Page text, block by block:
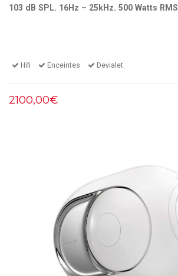
103 dB SPL. 16Hz – 25kHz. 500 Watts RMS
Hifi Enceintes Devialet
2100,00€